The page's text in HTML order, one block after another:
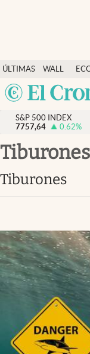
ÚLTIMAS
NOTICIAS
WALL
STREET
Y
DÓLAR
Finanzas y economía
Wall Street y dólar
Inmigración
Tiempo
Ciencia y salud
Streaming
PC y mobile
Lifestyle
USA
S&P 500 INDEX
7757,64
0.62%
tiburones
tiburones